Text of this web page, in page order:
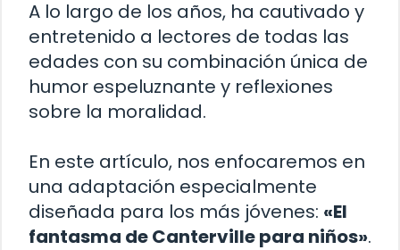
A lo largo de los años, ha cautivado y
entretenido a lectores de todas las
edades con su combinación única de
humor espeluznante y reflexiones
sobre la moralidad.
En este artículo, nos enfocaremos en
una adaptación especialmente
diseñada para los más jóvenes: «El
fantasma de Canterville para niños».